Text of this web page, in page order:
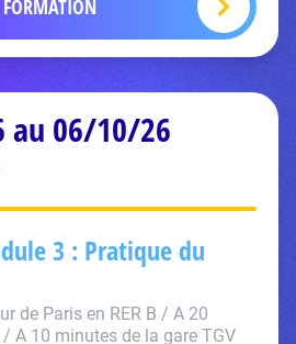
au 06/10/26
3 : Pratique du
de Paris en RER B / A 20
A 10 minutes de la gare TGV